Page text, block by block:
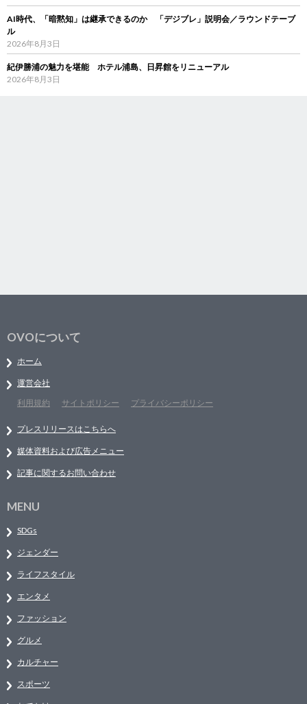
AI時代、「暗黙知」は継承できるのか 「デジブレ」説明会／ラウンドテーブ
ル
2026年8月3日
紀伊勝浦の魅力を堪能 ホテル浦島、日昇館をリニューアル
2026年8月3日
OVOについて
ホーム
運営会社
利用規約
サイトポリシー プライバシーポリシー
プレスリリースはこちらへ
媒体資料および広告メニュー
記事に関するお問い合わせ
MENU
SDGs
ジェンダー
ライフスタイル
エンタメ
ファッション
グルメ
カルチャー
スポーツ